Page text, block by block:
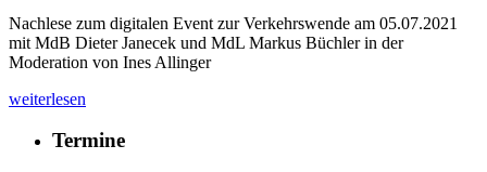
Nachlese zum digitalen Event zur Verkehrswende am 05.07.2021
mit MdB Dieter Janecek und MdL Markus Büchler in der
Moderation von Ines Allinger
weiterlesen
Termine